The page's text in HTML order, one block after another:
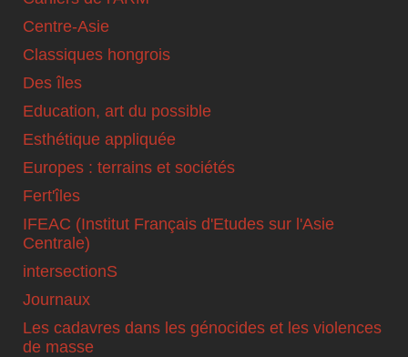
Centre-Asie
Classiques hongrois
Des îles
Education, art du possible
Esthétique appliquée
Europes : terrains et sociétés
Fert'îles
IFEAC (Institut Français d'Etudes sur l'Asie
Centrale)
intersectionS
Journaux
Les cadavres dans les génocides et les violences
de masse